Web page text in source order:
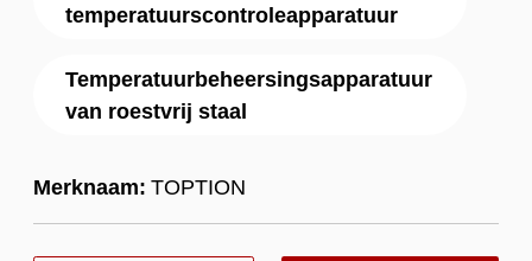
temperatuurscontroleapparatuur
Temperatuurbeheersingsapparatuur
van roestvrij staal
Merknaam: TOPTION